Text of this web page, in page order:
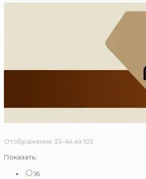
Отображение 33–64 из 105Сортировка:
Показать:
16